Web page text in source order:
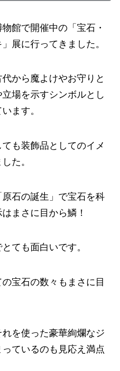
館で開催中の「宝石・
展に行ってきました。
から魔よけやお守りと
場を示すシンボルとし
ます。
も装飾品としてのイメ
た。
石の誕生」で宝石を科
まさに目から鱗！
ても面白いです。
宝石の数々もまさに目
を使った豪華絢爛なジ
ているのも見応え満点